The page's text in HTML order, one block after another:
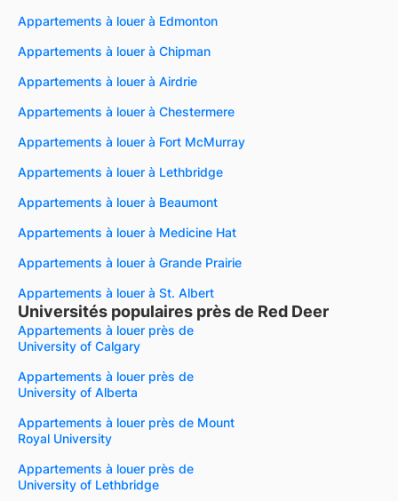
Appartements à louer à Edmonton
Appartements à louer à Chipman
Appartements à louer à Airdrie
Appartements à louer à Chestermere
Appartements à louer à Fort McMurray
Appartements à louer à Lethbridge
Appartements à louer à Beaumont
Appartements à louer à Medicine Hat
Appartements à louer à Grande Prairie
Appartements à louer à St. Albert
Universités populaires près de Red Deer
Appartements à louer près de
University of Calgary
Appartements à louer près de
University of Alberta
Appartements à louer près de Mount
Royal University
Appartements à louer près de
University of Lethbridge